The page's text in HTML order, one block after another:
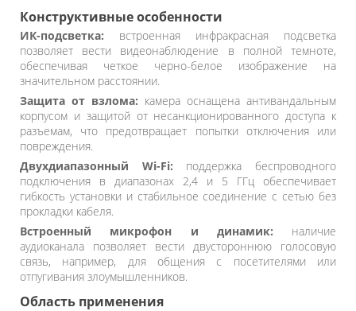
Конструктивные особенности
ИК-подсветка: встроенная инфракрасная подсветка
позволяет вести видеонаблюдение в полной темноте,
обеспечивая четкое черно-белое изображение на
значительном расстоянии.
Защита от взлома: камера оснащена антивандальным
корпусом и защитой от несанкционированного доступа к
разъемам, что предотвращает попытки отключения или
повреждения.
Двухдиапазонный Wi-Fi: поддержка беспроводного
подключения в диапазонах 2,4 и 5 ГГц обеспечивает
гибкость установки и стабильное соединение с сетью без
прокладки кабеля.
Встроенный микрофон и динамик: наличие
аудиоканала позволяет вести двустороннюю голосовую
связь, например, для общения с посетителями или
отпугивания злоумышленников.
Область применения